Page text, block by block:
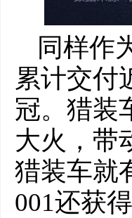
同样作
累计交付
冠。猎装
大火，带
猎装车就
001还获